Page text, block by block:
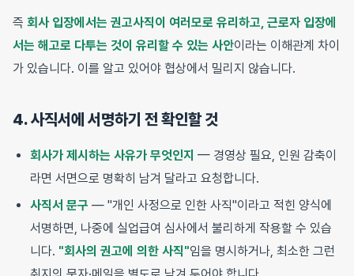
즉 회사 입장에서는 권고사직이 여러모로 유리하고, 근로자 입장에
서는 해고로 다투는 것이 유리할 수 있는 사안이라는 이해관계 차이
가 있습니다. 이를 알고 있어야 협상에서 밀리지 않습니다.
4. 사직서에 서명하기 전 확인할 것
회사가 제시하는 사유가 무엇인지 — 경영상 필요, 인원 감축이
라면 서면으로 명확히 남겨 달라고 요청합니다.
사직서 문구 — "개인 사정으로 인한 사직"이라고 적힌 양식에
서명하면, 나중에 실업급여 심사에서 불리하게 작용할 수 있습
니다. "회사의 권고에 의한 사직"임을 명시하거나, 최소한 그런